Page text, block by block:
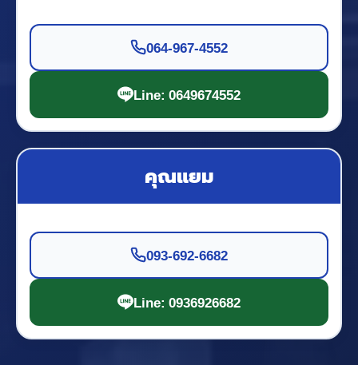
064-967-4552
Line: 0649674552
คุณแยม
093-692-6682
Line: 0936926682